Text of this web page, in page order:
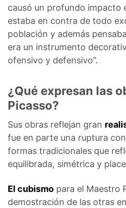
causó un profundo impacto
estaba en contra de todo
población y además
era un instrumento
ofensivo y defensivo”.
¿Qué expresan las
Picasso?
Sus obras reflejan gran
fue en parte una ruptura
formas tradicionales que
equilibrada, simétrica y
El cubismo para el Maestro
demostración de las otras